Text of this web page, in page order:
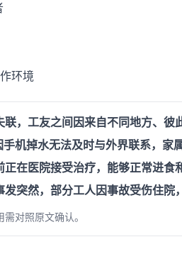
环境
，工友之间因来自不同地方、彼
机掉水无法及时与外界联系，家
在医院接受治疗，能够正常进食
突然，部分工人因事故受伤住院
对照原文确认。